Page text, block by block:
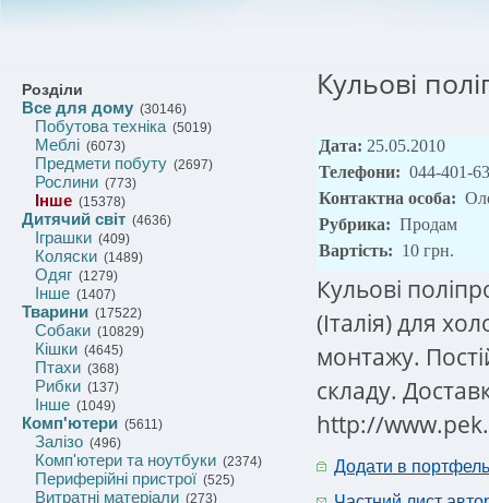
Розділи
Все для дому (30146)
Побутова техніка(5019)
Меблі (6073)
Предмети побуту (2697)
Рослини (773)
Інше (15378)
Дитячий світ (4636)
Іграшки (409)
Коляски (1489)
Одяг (1279)
Інше (1407)
Тварини (17522)
Собаки (10829)
Кішки (4645)
Птахи (368)
Рибки (137)
Інше (1049)
Комп'ютери (5611)
Залізо (496)
Комп'ютери та ноутбуки (2374)
Периферійні пристрої (525)
Витратні матеріали (273)
Кульові
Дата: 25.05.2010
Телефони: 044-401-
Контактна особа:
Рубрика: Продам
Вартість: 10 грн.
Кульові
(Італія) для
монтажу.
складу.
http://
Додати в портфель